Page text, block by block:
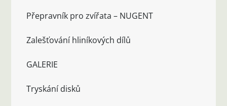
Přepravník pro zvířata – NUGENT
Zalešťování hliníkových dílů
GALERIE
Tryskání disků